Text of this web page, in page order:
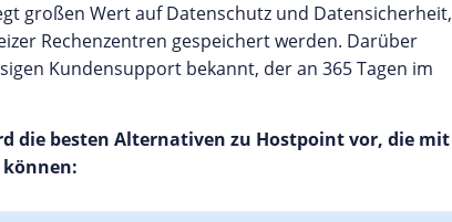
großen Wert auf Datenschutz und Datensicherheit,
Rechenzentren gespeichert werden. Darüber
Kundensupport bekannt, der an 365 Tagen im
die besten Alternativen zu Hostpoint vor, die mit